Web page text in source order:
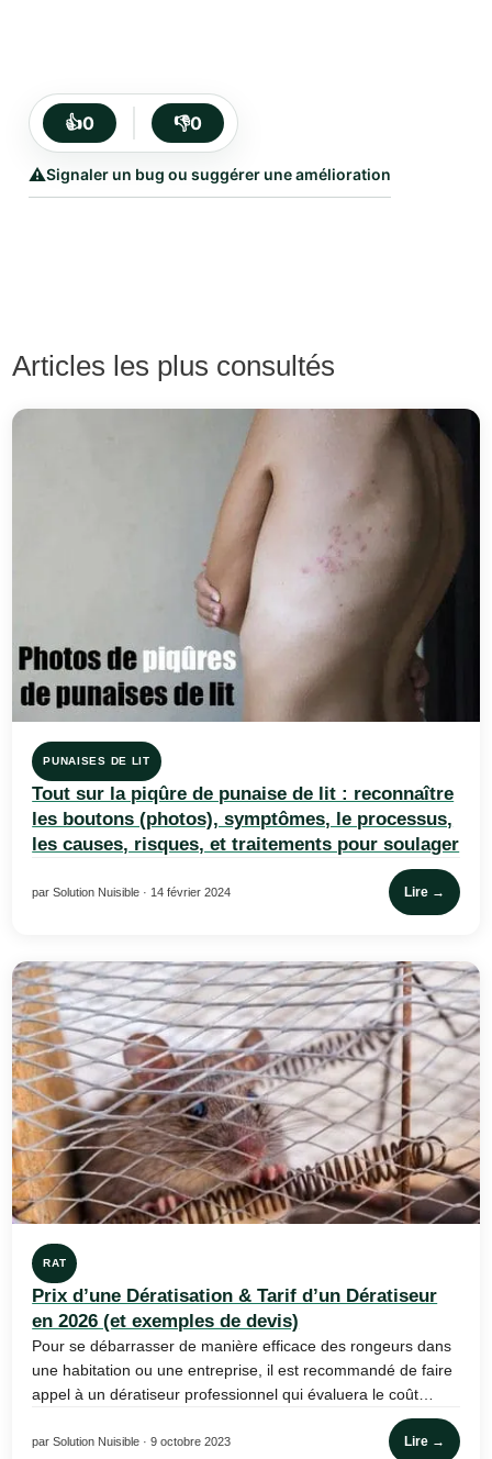
👍0 👎0
⚠️Signaler un bug ou suggérer une amélioration
Articles les plus consultés
PUNAISES DE LIT
Tout sur la piqûre de punaise de lit : reconnaître
les boutons (photos), symptômes, le processus,
les causes, risques, et traitements pour soulager
par Solution Nuisible · 14 février 2024 Lire →
RAT
Prix d’une Dératisation & Tarif d’un Dératiseur
en 2026 (et exemples de devis)
Pour se débarrasser de manière efficace des rongeurs dans
une habitation ou une entreprise, il est recommandé de faire
appel à un dératiseur professionnel qui évaluera le coût…
par Solution Nuisible · 9 octobre 2023 Lire →